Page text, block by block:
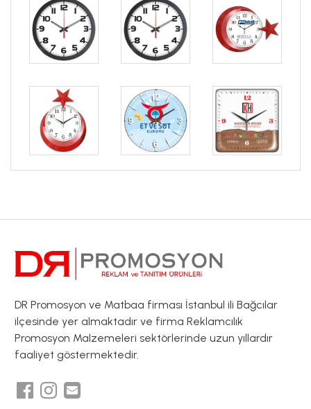
DR Promosyon ve Matbaa firması İstanbul ili Bağcılar
ilçesinde yer almaktadır ve firma Reklamcılık
Promosyon Malzemeleri sektörlerinde uzun yıllardır
faaliyet göstermektedir.